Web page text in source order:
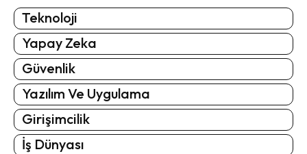
Teknoloji
Yapay Zeka
Güvenlik
Yazılım Ve Uygulama
Girişimcilik
İş Dünyası